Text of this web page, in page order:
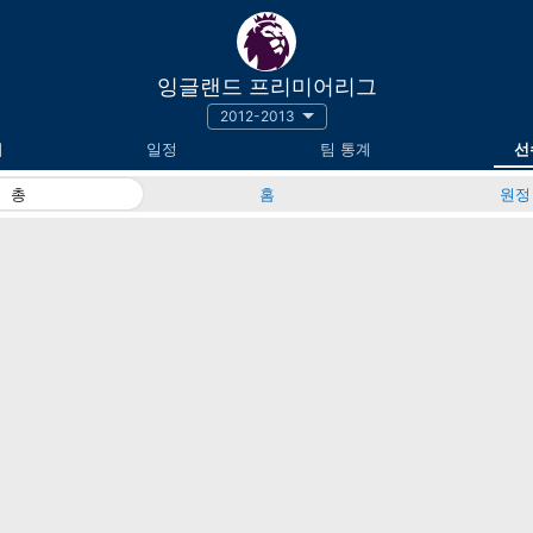
잉글랜드 프리미어리그
2012-2013
일정 팀 통계 선
총 홈 원정